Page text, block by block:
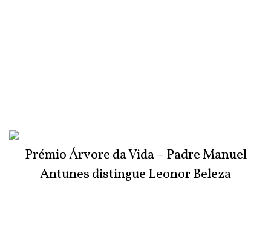
Prémio Árvore da Vida – Padre Manuel
Antunes distingue Leonor Beleza